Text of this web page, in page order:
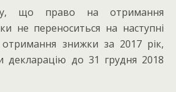
що право на отримання
не переноситься на наступні
знижки за 2017 рік,
декларацію до 31 грудня 2018